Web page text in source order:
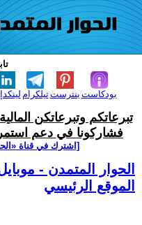
تيلكرامبنترست بودكاست
تبرعاتكم وتبرعاتكن
فشاركونا في دعم
[اشترك في قناة
الحوار المتمدن -
الموقع الرئيسي